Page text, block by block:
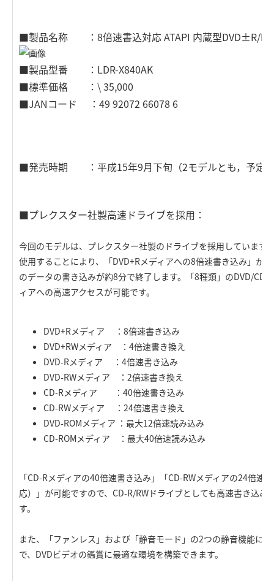
■製品名称 ：8倍速書込対応 ATAPI 内蔵型DVD±R/
■製品型番 ：LDR-X840AK
■標準価格 ：\ 35,000
■JANコード ：49 92072 66078 6
■発売時期 ：平成15年9月下旬（2モデルとも，予定
■プレクスター社製高速ドライブを採用：
今回のモデルは、プレクスター社製のドライブを採用しています
使用することにより、「DVD+Rメディアへの8倍速書き込み」が
のデータの書き込みが約8分で終了します。「8種類」のDVD/CD
ィアへの高速アクセスが可能です。
DVD+Rメディア ：8倍速書き込み
DVD+RWメディア ：4倍速書き換え
DVD-Rメディア ：4倍速書き込み
DVD-RWメディア ：2倍速書き換え
CD-Rメディア ：40倍速書き込み
CD-RWメディア ：24倍速書き換え
DVD-ROMメディア ：最大12倍速読み込み
CD-ROMメディア ：最大40倍速読み込み
「CD-Rメディアの40倍速書き込み」「CD-RWメディアの24倍速
応）」が可能ですので、CD-R/RWドライブとしても高速書き込み
す。
また、「ファンレス」および「静音モード」の2つの静音機能に
で、DVDビデオの鑑賞に最適な環境を構築できます。